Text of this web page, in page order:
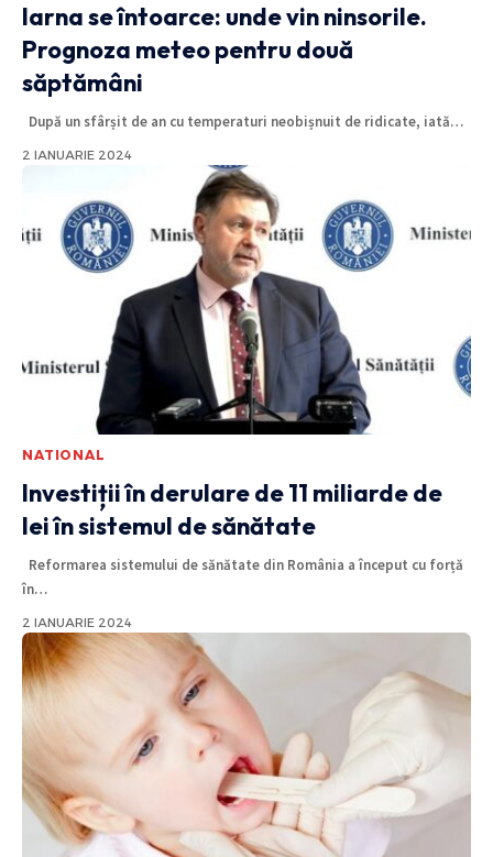
Iarna se întoarce: unde vin ninsorile.
Prognoza meteo pentru două
săptămâni
După un sfârșit de an cu temperaturi neobișnuit de ridicate, iată…
2 IANUARIE 2024
NATIONAL
Investiții în derulare de 11 miliarde de
lei în sistemul de sănătate
Reformarea sistemului de sănătate din România a început cu forță
în…
2 IANUARIE 2024